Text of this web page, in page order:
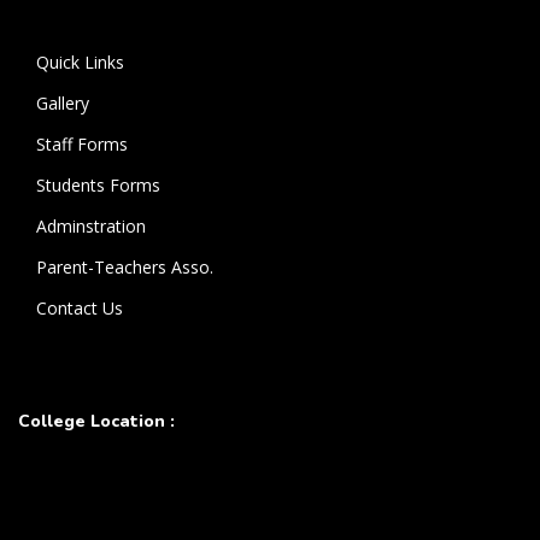
Quick Links
Gallery
Staff Forms
Students Forms
Adminstration
Parent-Teachers Asso.
Contact Us
College Location :